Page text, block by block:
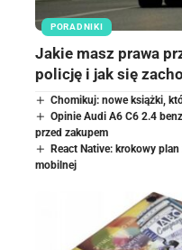
PORADNIKI
Jakie masz prawa
policję i jak się
Chomikuj: nowe książki,
Opinie Audi A6 C6 2.4
przed zakupem
React Native: krokowy
mobilnej